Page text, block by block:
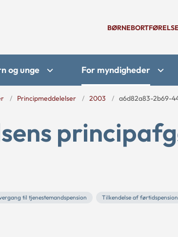
og unge For myndigheder
Principmeddelelser 2003 a6d82a83-2b69-
til tjenestemandspension Tilkendelse af førtidspension